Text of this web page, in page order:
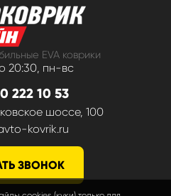
EVA коврики
20:30, пн-вс
222 10 53
шоссе, 100
kovrik.ru
ЗВОНОК